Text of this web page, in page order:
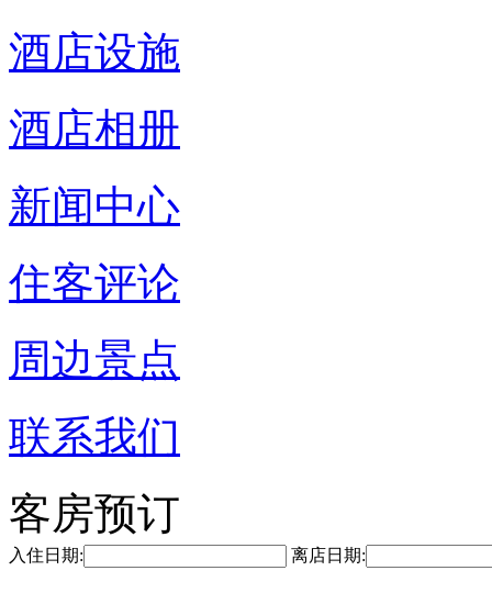
酒店设施
酒店相册
新闻中心
住客评论
周边景点
联系我们
客房预订
入住日期: 离店日期: